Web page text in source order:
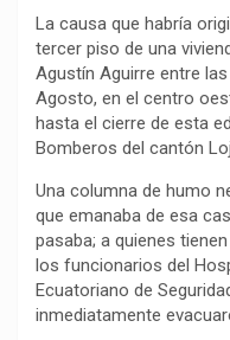
La causa que habría
tercer piso de una
Agustín Aguirre entre
Agosto, en el centro
hasta el cierre de esta
Bomberos del cantón
Una columna de humo
que emanaba de esa
pasaba; a quienes
los funcionarios del
Ecuatoriano de
inmediatamente